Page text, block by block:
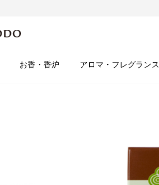
お香・香炉 アロマ・フレグランス